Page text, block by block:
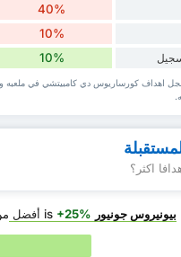
40%
10%
10%
اهداف كورساريوس دي كامبيتشي في ملعبه
اكثر؟
بيونيروس جونيور +25% أفضل